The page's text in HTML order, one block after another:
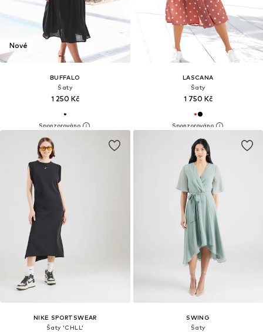
Nové
BUFFALO
Šaty
1 250 Kč
LASCANA
Šaty
1 750 Kč
NIKE SPORTSWEAR
Šaty 'CHLL'
SWING
Šaty